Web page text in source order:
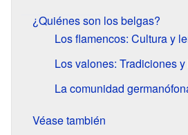
¿Quiénes son los belgas?
Los flamencos: Cultura y
Los valones: Tradiciones
La comunidad
Véase también